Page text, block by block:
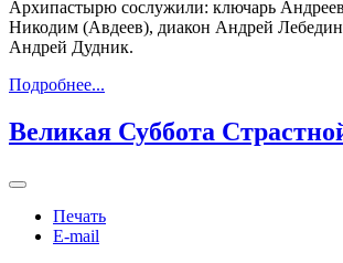
Архипастырю сослужили: ключарь
Никодим (Авдеев), диакон Андрей
Андрей Дудник.
Подробнее...
Великая Суббота
Печать
E-mail